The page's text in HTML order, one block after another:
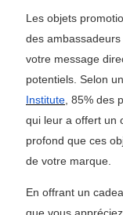
Les objets
des
votre message
potentiels. Selon
Institute , 85% des
qui leur a offert un
profond que ces
de votre marque.
En offrant un
que vous